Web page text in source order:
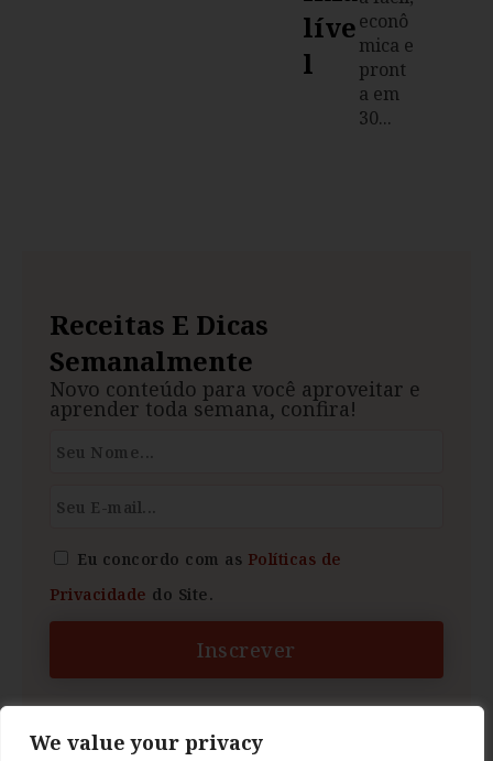
We value your privacy
Líve
L
econô
mica e
pront
a em
30...
Receitas E Dicas
Semanalmente
Novo conteúdo para você aproveitar e
aprender toda semana, confira!
Eu concordo com as Políticas de
Privacidade do Site.
Inscrever